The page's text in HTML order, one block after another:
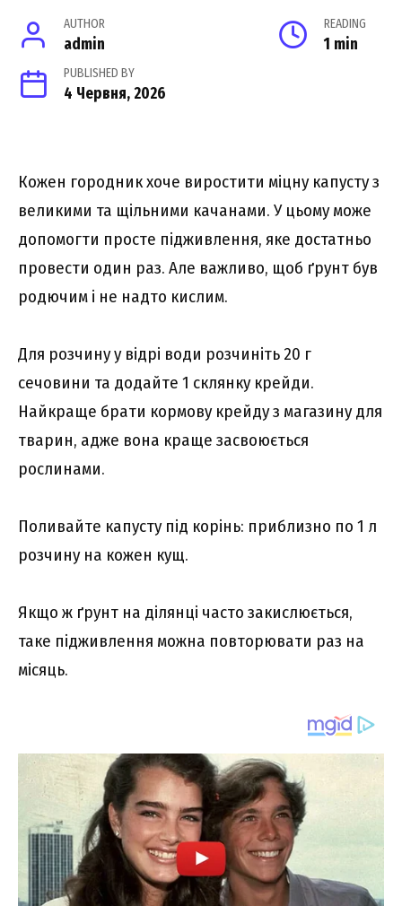
AUTHOR
admin
READING
1 min
PUBLISHED BY
4 Червня, 2026
Кожен городник хоче виростити міцну капусту з
великими та щільними качанами. У цьому може
допомогти просте підживлення, яке достатньо
провести один раз. Але важливо, щоб ґрунт був
родючим і не надто кислим.
Для розчину у відрі води розчиніть 20 г
сечовини та додайте 1 склянку крейди.
Найкраще брати кормову крейду з магазину для
тварин, адже вона краще засвоюється
рослинами.
Поливайте капусту під корінь: приблизно по 1 л
розчину на кожен кущ.
Якщо ж ґрунт на ділянці часто закислюється,
таке підживлення можна повторювати раз на
місяць.